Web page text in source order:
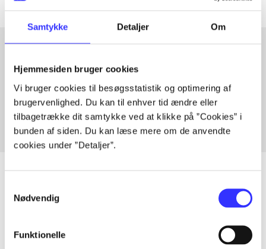
Samtykke Detaljer Om
Hjemmesiden bruger cookies
Vi bruger cookies til besøgsstatistik og optimering af
brugervenlighed. Du kan til enhver tid ændre eller
tilbagetrække dit samtykke ved at klikke på ”Cookies” i
bunden af siden. Du kan læse mere om de anvendte
cookies under ”Detaljer”.
Nødvendig
Funktionelle
Artikler med samme emner
Fra